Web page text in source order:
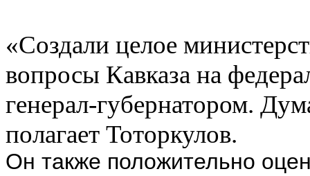
«Создали целое
вопросы Кавказа на
генерал-губернатором.
полагает Тоторкулов.
Он также положительно